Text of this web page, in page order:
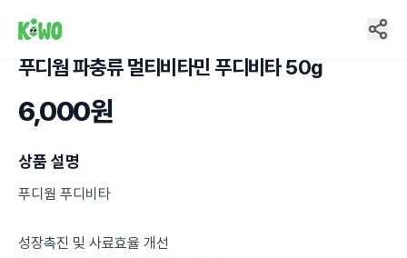
푸디웜 파충류 멀티비타민 푸디비타 50g
6,000원
상품 설명
푸디웜 푸디비타
성장촉진 및 사료효율 개선